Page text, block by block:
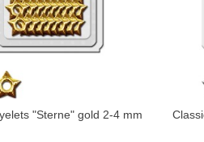
"Sterne" gold 2-4 mm